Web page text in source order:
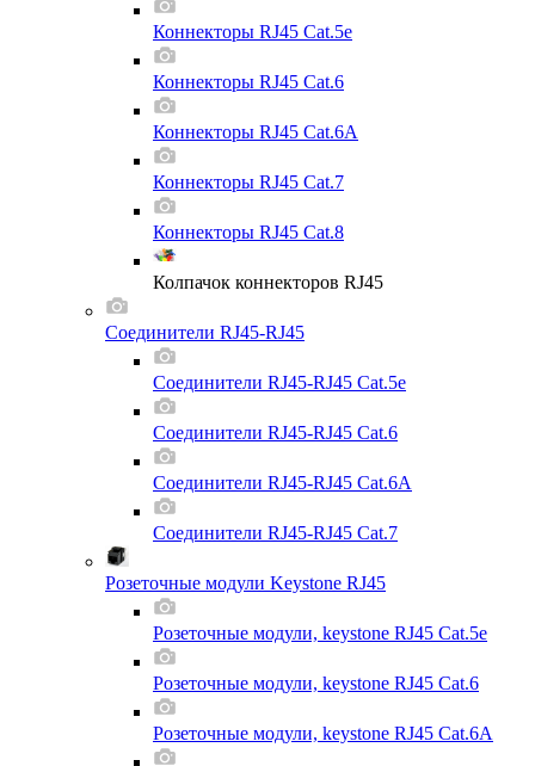
Коннекторы RJ45 Cat.5e
Коннекторы RJ45 Cat.6
Коннекторы RJ45 Cat.6A
Коннекторы RJ45 Cat.7
Коннекторы RJ45 Cat.8
Колпачок коннекторов RJ45
Соединители RJ45-RJ45
Соединители RJ45-RJ45 Cat.5e
Соединители RJ45-RJ45 Cat.6
Соединители RJ45-RJ45 Cat.6A
Соединители RJ45-RJ45 Cat.7
Розеточные модули Keystone RJ45
Розеточные модули, keystone RJ45 Cat.5e
Розеточные модули, keystone RJ45 Cat.6
Розеточные модули, keystone RJ45 Cat.6A